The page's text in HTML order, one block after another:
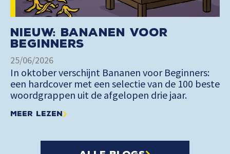
Nieuw: Bananen voor
Beginners
25/06/2026
In oktober verschijnt Bananen voor Beginners:
een hardcover met een selectie van de 100 beste
woordgrappen uit de afgelopen drie jaar.
Meer lezen